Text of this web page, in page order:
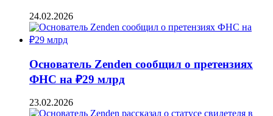
24.02.2026
Основатель Zenden сообщил о претензиях
ФНС на ₽29 млрд
23.02.2026